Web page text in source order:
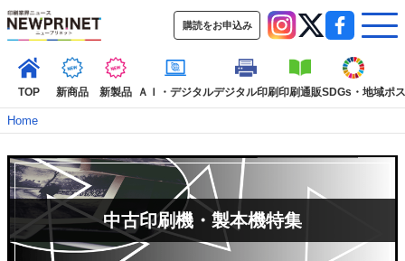
購読をお申込み
TOP 新商品 新製品 ＡＩ・デジタルデジタル印刷印刷通販SDGs・地域ポ
インデックス
TOP
新着記事 特集記事
動画コンテンツ
インタビュー
コレクション
カテゴリー一覧
Home
中古印刷機・製本機特集